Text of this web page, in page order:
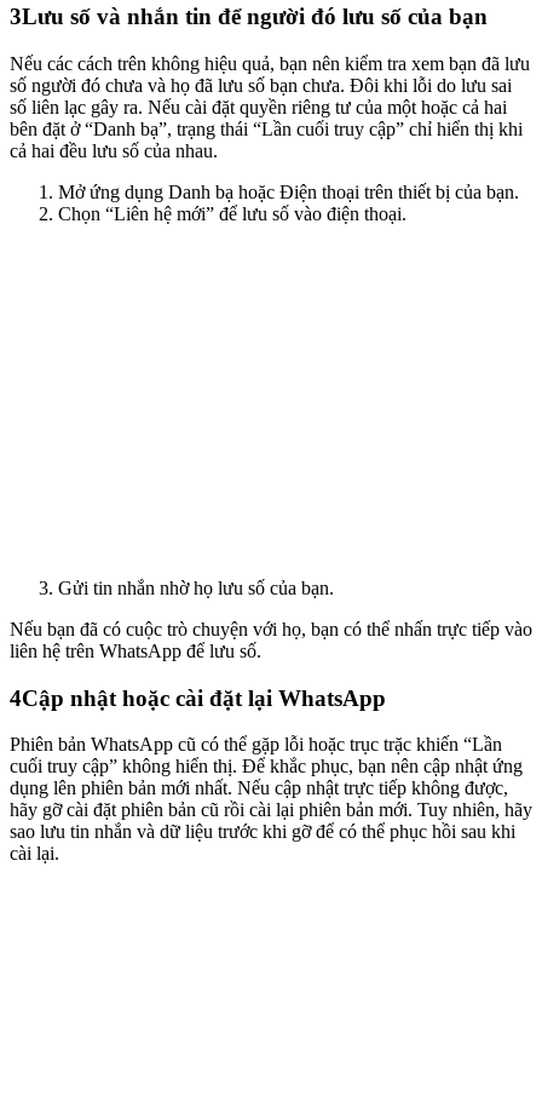
3Lưu số và nhắn tin để người đó lưu số của bạn
Nếu các cách trên không hiệu quả, bạn nên kiểm tra xem bạn đã lưu
số người đó chưa và họ đã lưu số bạn chưa. Đôi khi lỗi do lưu sai
số liên lạc gây ra. Nếu cài đặt quyền riêng tư của một hoặc cả hai
bên đặt ở “Danh bạ”, trạng thái “Lần cuối truy cập” chỉ hiển thị khi
cả hai đều lưu số của nhau.
Mở ứng dụng Danh bạ hoặc Điện thoại trên thiết bị của bạn.
Chọn “Liên hệ mới” để lưu số vào điện thoại.
Gửi tin nhắn nhờ họ lưu số của bạn.
Nếu bạn đã có cuộc trò chuyện với họ, bạn có thể nhấn trực tiếp vào
liên hệ trên WhatsApp để lưu số.
4Cập nhật hoặc cài đặt lại WhatsApp
Phiên bản WhatsApp cũ có thể gặp lỗi hoặc trục trặc khiến “Lần
cuối truy cập” không hiển thị. Để khắc phục, bạn nên cập nhật ứng
dụng lên phiên bản mới nhất. Nếu cập nhật trực tiếp không được,
hãy gỡ cài đặt phiên bản cũ rồi cài lại phiên bản mới. Tuy nhiên, hãy
sao lưu tin nhắn và dữ liệu trước khi gỡ để có thể phục hồi sau khi
cài lại.